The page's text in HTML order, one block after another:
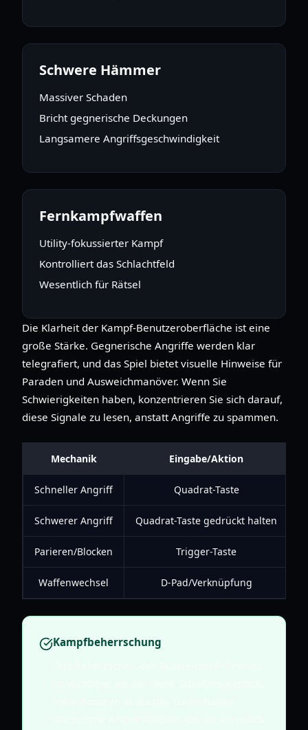
Schwere Hämmer
Massiver Schaden
Bricht gegnerische Deckungen
Langsamere Angriffsgeschwindigkeit
Fernkampfwaffen
Utility-fokussierter Kampf
Kontrolliert das Schlachtfeld
Wesentlich für Rätsel
Die Klarheit der Kampf-Benutzeroberfläche ist eine
große Stärke. Gegnerische Angriffe werden klar
telegrafiert, und das Spiel bietet visuelle Hinweise für
Paraden und Ausweichmanöver. Wenn Sie
Schwierigkeiten haben, konzentrieren Sie sich darauf,
diese Signale zu lesen, anstatt Angriffe zu spammen.
Mechanik Eingabe/Aktion
Schneller Angriff Quadrat-Taste
Schwerer Angriff Quadrat-Taste gedrückt halten
Parieren/Blocken Trigger-Taste
Waffenwechsel D-Pad/Verknüpfung
Kampfbeherrschung